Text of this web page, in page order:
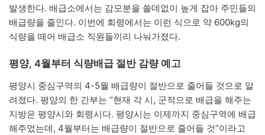
발생한다. 배급소에서는 감모분을 쓸데없이 높게 잡아 주민들의
배급량을 줄인다. 이번에 회령에서는 이런 식으로 약 600kg의
식량을 떼어 배급소 직원들끼리 나눠가졌다.
평양, 4월부터 식량배급 절반 감량 예고
평양시 중심구역의 4-5월 배급량이 절반으로 줄어들 것으로 알
려졌다. 평양의 한 간부는 “현재 각 시, 군적으로 배급을 해주는
지방은 평양시와 회령시다. 평양시는 이제까지 중심구역에 배급
해주었는데, 4월부터는 배급량이 절반으로 줄어들 것”이라고